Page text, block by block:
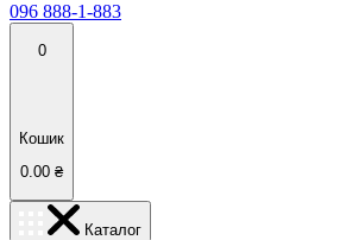
096 888-1-883
0
Кошик
0.00 ₴
Каталог